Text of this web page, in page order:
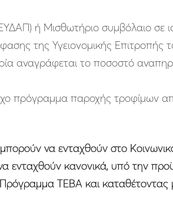
ή Μισθωτήριο συμβόλαιο σε
της Υγειονομικής Επιτροπής
αναγράφεται το ποσοστό
πρόγραμμα παροχής τροφίμων
να ενταχθούν στο
ενταχθούν κανονικά, υπό την
ΤΕΒΑ και καταθέτοντας